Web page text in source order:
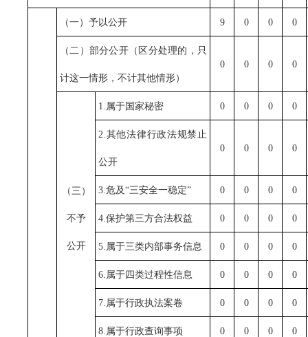
（一）予以公开 9 0 0 0
（二）部分公开（区分处理的，只
计这一情形，不计其他情形）
0 0 0 0
（三）
不予
公开
1.属于国家秘密 0 0 0 0
2.其他法律行政法规禁止
公开
0 0 0 0
3.危及“三安全一稳定” 0 0 0 0
4.保护第三方合法权益 0 0 0 0
5.属于三类内部事务信息 0 0 0 0
6.属于四类过程性信息 0 0 0 0
7.属于行政执法案卷 0 0 0 0
8.属于行政查询事项 0 0 0 0